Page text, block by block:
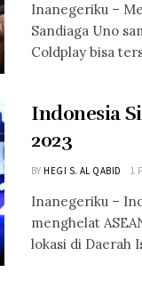
Inanegeriku –
Sandiaga Uno
Coldplay bisa
Indonesia
2023
BY HEGI S. AL QABID 1
Inanegeriku –
menghelat
lokasi di Daerah